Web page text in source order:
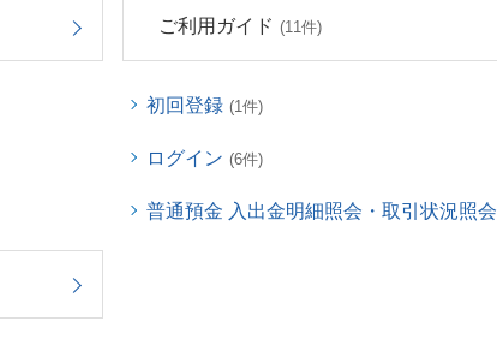
ご利用ガイド (11件)
初回登録 (1件)
ログイン (6件)
普通預金 入出金明細照会・取引状況照会